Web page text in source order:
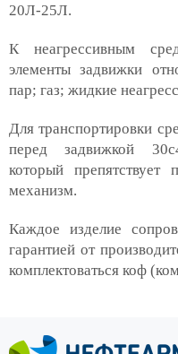
20Л-25Л.
К неагрессивным
элементы задвижки
пар; газ; жидкие
Для транспортировки
перед задвижкой
который
механизм.
Каждое изделие
гарантией от
комплектоваться коф